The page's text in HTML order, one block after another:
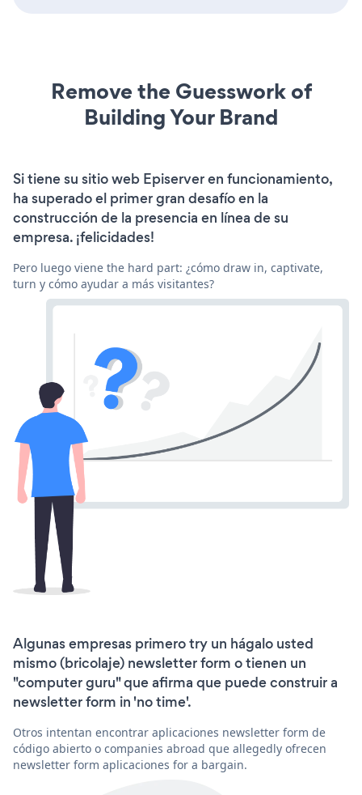
Remove the Guesswork of
Building Your Brand
Si tiene su sitio web Episerver en funcionamiento,
ha superado el primer gran desafío en la
construcción de la presencia en línea de su
empresa. ¡felicidades!
Pero luego viene the hard part: ¿cómo draw in, captivate,
turn y cómo ayudar a más visitantes?
Algunas empresas primero try un hágalo usted
mismo (bricolaje) newsletter form o tienen un
"computer guru" que afirma que puede construir a
newsletter form in 'no time'.
Otros intentan encontrar aplicaciones newsletter form de
código abierto o companies abroad que allegedly ofrecen
newsletter form aplicaciones for a bargain.